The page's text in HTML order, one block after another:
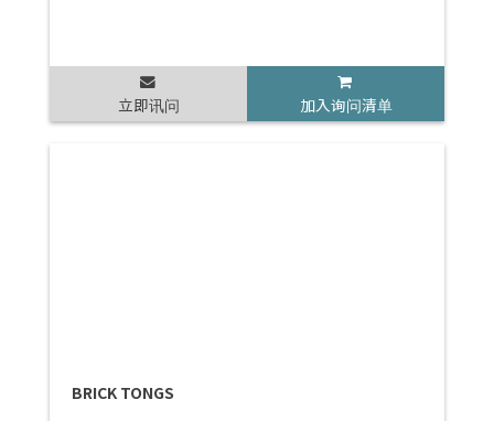
立即讯问 加入询问清单
BRICK TONGS